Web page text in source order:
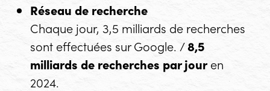
Réseau de recherche
Chaque jour, 3,5 milliards de recherches
sont effectuées sur Google. /8,5
milliards de recherches par jouren
2024.